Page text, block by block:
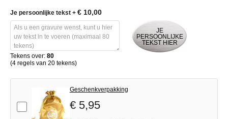
Je persoonlijke tekst + € 10,00
JE
PERSOONLIJKE
TEKST HIER
Tekens over: 80
(4 regels van 20 tekens)
Add-on
Geschenkverpakking
€ 5,95